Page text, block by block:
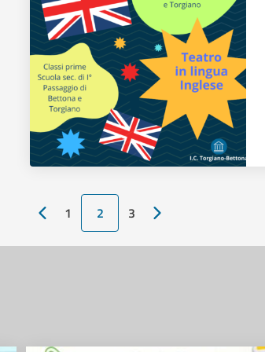
Pagina precedente
1 2 3 Pagina successiva